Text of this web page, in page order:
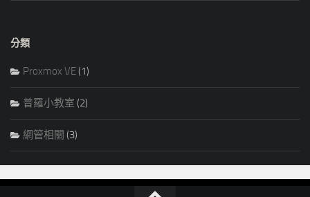
分類
Proxmox VE(1)
普羅小教室 (2)
網管相關 (3)